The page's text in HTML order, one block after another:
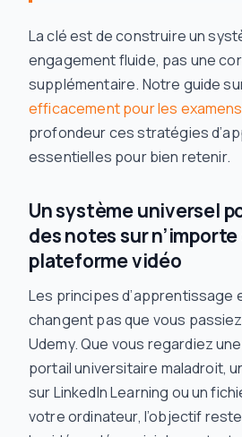
La clé est de construire un
engagement fluide, pas une
supplémentaire. Notre guide
efficacement pour les examens
profondeur ces stratégies
essentielles pour bien retenir.
Un système universel
des notes sur
plateforme vidéo
Les principes d’apprentissage
changent pas que vous
Udemy. Que vous regardiez
portail universitaire maladroit,
sur LinkedIn Learning ou un
votre ordinateur, l’objectif